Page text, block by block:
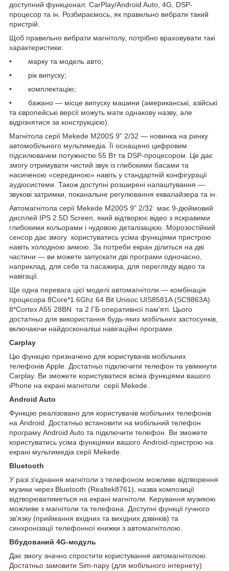
доступний функціонал: CarPlay/Android Auto, 4G, DSP-
процесор та ін. Розбираємось, як правильно вибрати такий
пристрій.
Щоб правильно вибрати магнітолу, потрібно враховувати такі
характеристики:
• марку та модель авто;
• рік випуску;
• комплектацію;
• бажано — місце випуску машини (американські, азійські
та європейські версії можуть мати однакову назву, але
відрізнятися за конструкцією).
Магнітола серії Mekede M200S 9" 2/32 — новинка на ринку
автомобільного мультимедіа. Її оснащено цифровим
підсилювачем потужністю 55 Вт та DSP-процесором. Це дає
змогу отримувати чистий звук із глибокими басами та
насиченою «серединою» навіть у стандартній конфігурації
аудіосистеми. Також доступні розширені налаштування —
звукові затримки, поканальне регулювання еквалайзера та ін.
Автомагнітола серії Mekede M200S 9" 2/32 має 9-дюймовий
дисплей IPS 2.5D Screen, який відтворює відео з яскравими
глибокими кольорами і чудовою деталізацією. Морозостійкий
сенсор дає змогу користуватись усіма функціями пристрою
навіть холодною зимою. За потреби екран ділиться на дві
частини — ви можете запускати дві програми одночасно,
наприклад, для себе та пасажира, для перегляду відео та
навігації.
Ще одна перевага цієї моделі автомагнітоли — комбінація
процесора 8Core*1.6Ghz 64 Bit Unisoc UIS8581A (SC9863A)
8*Cortex A55 28BN та 2 ГБ оперативної пам'яті. Цього
достатньо для використання будь-яких мобільних застосунків,
включаючи найдосконаліші навігаційні програми.
Carplay
Цю функцію призначено для користувачів мобільних
телефонів Apple. Достатньо підключити телефон та увімкнути
Carplay. Ви зможете користуватися всіма функціями вашого
iPhone на екрані магнітоли серії Mekede.
Android Auto
Функцію реалізовано для користувачів мобільних телефонів
на Android. Достатньо встановити на мобільний телефон
програму Android Auto та підключити телефон. Ви зможете
користуватись усіма функціями вашого Android-пристрою на
екрані мультимедіа серії Mekede.
Bluetooth
У разі з'єднання магнітоли з телефоном можливе відтворення
музики через Bluetooth (Realtek8761), назва композиції
відтворюватиметься на екрані магнітоли. Керування музикою
можливе з магнітоли та телефона. Доступні функції гучного
зв'язку (приймання вхідних та вихідних дзвінків) та
синхронізації телефонної книжки з автомагнітолою.
Вбудований 4G-модуль
Дає змогу значно спростити користування автомагнітолою.
Достатньо замовити Sim-пару (для мобільного інтернету)